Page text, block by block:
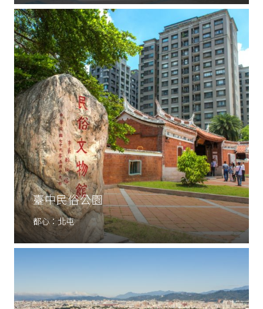
臺中民俗公園
都心：北屯